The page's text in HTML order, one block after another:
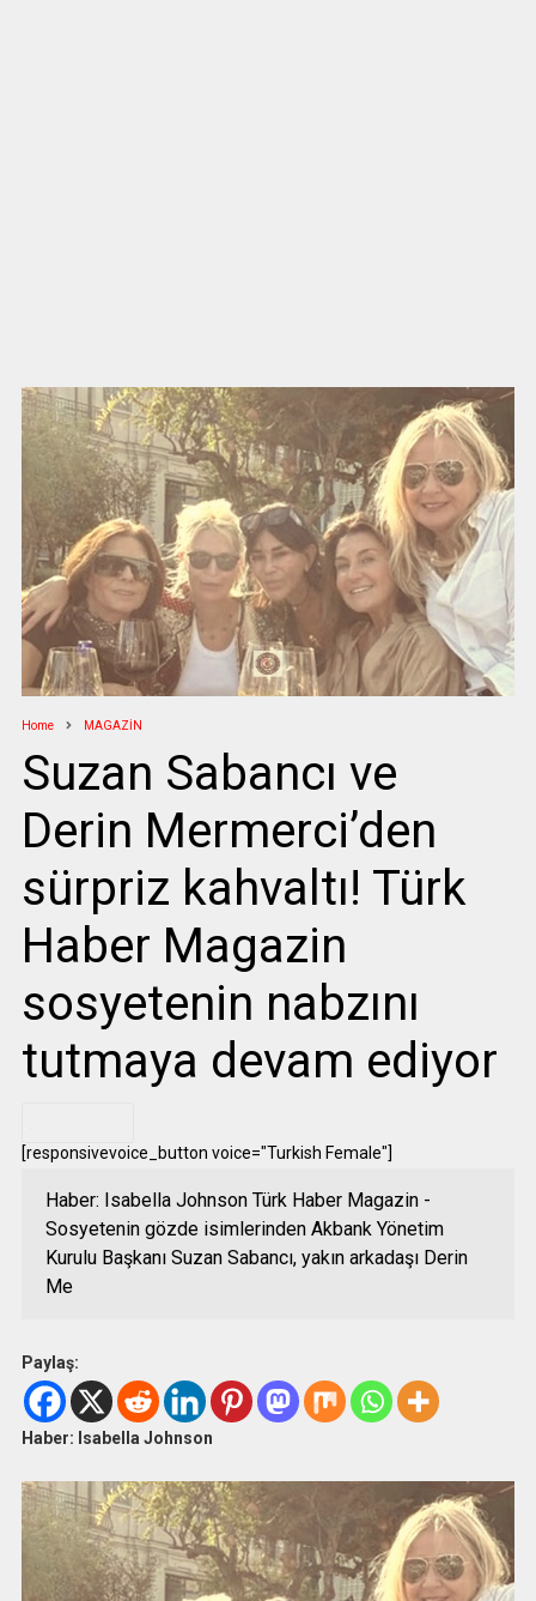
Home MAGAZİN
Suzan Sabancı ve
Derin Mermerci’den
sürpriz kahvaltı! Türk
Haber Magazin
sosyetenin nabzını
tutmaya devam ediyor
[responsivevoice_button voice="Turkish Female"]
Haber: Isabella Johnson Türk Haber Magazin -
Sosyetenin gözde isimlerinden Akbank Yönetim
Kurulu Başkanı Suzan Sabancı, yakın arkadaşı Derin
Me
Paylaş:
Haber: Isabella Johnson